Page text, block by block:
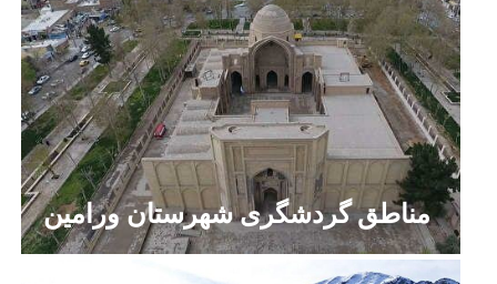
مناطق گردشگری شهرستان ورامین